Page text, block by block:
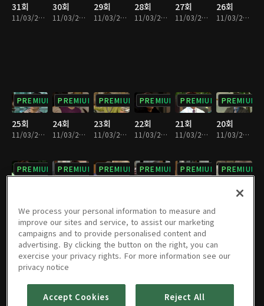
31회
11/03/2023 • 52분
30회
11/03/2023 • 52분
29회
11/03/2023 • 52분
28회
11/03/2023 • 52분
27회
11/03/2023 • 52분
26회
11/03/2023 • 52분
PREMIUM
25회
11/03/2023 • 52분
PREMIUM
24회
11/03/2023 • 53분
PREMIUM
23회
11/03/2023 • 52분
PREMIUM
22회
11/03/2023 • 52분
PREMIUM
21회
11/03/2023 • 52분
PREMIUM
20회
11/03/2023 • 52분
PREMIUM PREMIUM PREMIUM PREMIUM PREMIUM PREMIUM
PREMIUM
13회
11/03/2023 • 52분
PREMIUM
12회
PREMIUM
11회
PREMIUM
10회
PREMIUM
9회 8회
We process your personal information to measure and
improve our sites and service, to assist our marketing
campaigns and to provide personalised content and
advertising. By clicking the button on the right, you can
exercise your privacy rights. For more information see our
privacy notice
Accept Cookies Reject All